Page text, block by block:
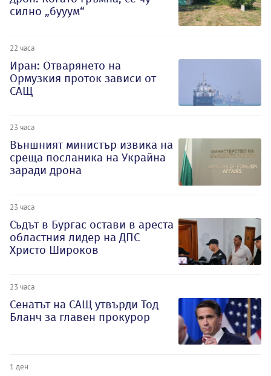
силно „бууум“
22 часа
Иран: Отварянето на
Ормузкия проток зависи от
САЩ
23 часа
Външният министър извика на
среща посланика на Украйна
заради дрона
23 часа
Съдът в Бургас остави в ареста
областния лидер на ДПС
Христо Широков
23 часа
Сенатът на САЩ утвърди Тод
Бланч за главен прокурор
1 ден